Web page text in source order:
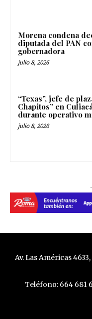
Morena condena
diputada del PAN
gobernadora
julio 8, 2026
“Texas”, jefe de
Chapitos” en
durante operativo
julio 8, 2026
Av. Las Américas
Teléfono: 664 681